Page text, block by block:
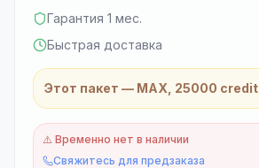
Гарантия 1 мес.
Быстрая доставка
Этот пакет — MAX, 25000 credit
⚠️ Временно нет в наличии
Свяжитесь для предзаказа